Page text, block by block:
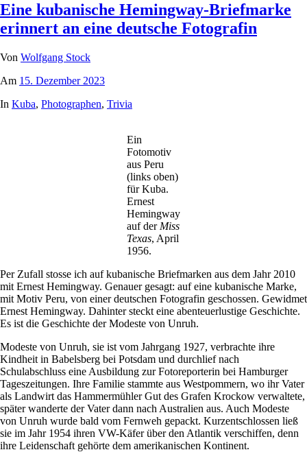
Eine kubanische Hemingway-Briefmarke
erinnert an eine deutsche Fotografin
Von Wolfgang Stock
Am 15. Dezember 2023
In Kuba, Photographen, Trivia
Ein
Fotomotiv
aus Peru
(links oben)
für Kuba.
Ernest
Hemingway
auf der Miss
Texas, April
1956.
Per Zufall stosse ich auf kubanische Briefmarken aus dem Jahr 2010
mit Ernest Hemingway. Genauer gesagt: auf eine kubanische Marke,
mit Motiv Peru, von einer deutschen Fotografin geschossen. Gewidmet
Ernest Hemingway. Dahinter steckt eine abenteuerlustige Geschichte.
Es ist die Geschichte der Modeste von Unruh.
Modeste von Unruh, sie ist vom Jahrgang 1927, verbrachte ihre
Kindheit in Babelsberg bei Potsdam und durchlief nach
Schulabschluss eine Ausbildung zur Fotoreporterin bei Hamburger
Tageszeitungen. Ihre Familie stammte aus Westpommern, wo ihr Vater
als Landwirt das Hammermühler Gut des Grafen Krockow verwaltete,
später wanderte der Vater dann nach Australien aus. Auch Modeste
von Unruh wurde bald vom Fernweh gepackt. Kurzentschlossen ließ
sie im Jahr 1954 ihren VW-Käfer über den Atlantik verschiffen, denn
ihre Leidenschaft gehörte dem amerikanischen Kontinent.